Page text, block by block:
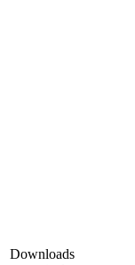
Downloads